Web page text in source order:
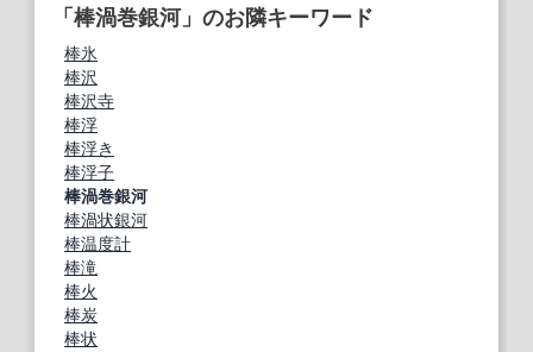
「棒渦巻銀河」のお隣キーワード
棒氷
棒沢
棒沢寺
棒浮
棒浮き
棒浮子
棒渦巻銀河
棒渦状銀河
棒温度計
棒滝
棒火
棒炭
棒状